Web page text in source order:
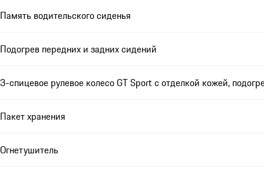
Память водительского сиденья
Подогрев передних и задних сидений
3-спицевое рулевое колесо GT Sport с отделкой кожей,
Пакет хранения
Огнетушитель